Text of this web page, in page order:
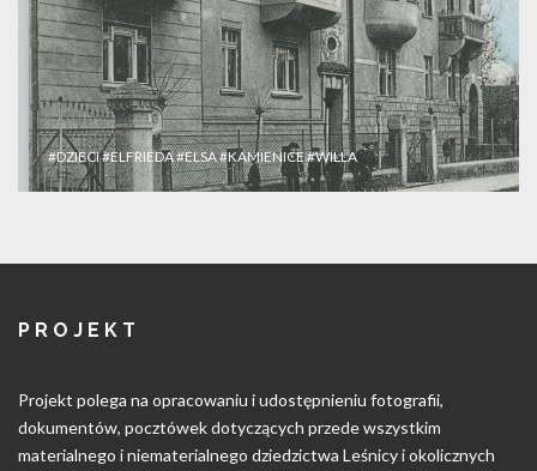
#DZIECI#ELFRIEDA#ELSA#KAMIENICE#WILLA
PROJEKT
Projekt polega na opracowaniu i udostępnieniu fotografii,
dokumentów, pocztówek dotyczących przede wszystkim
materialnego i niematerialnego dziedzictwa Leśnicy i okolicznych